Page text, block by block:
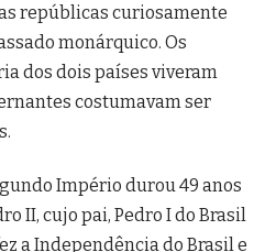
repúblicas curiosamente
monárquico. Os
dos dois países viveram
costumavam ser
Império durou 49 anos
II, cujo pai, Pedro I do Brasil
a Independência do Brasil e